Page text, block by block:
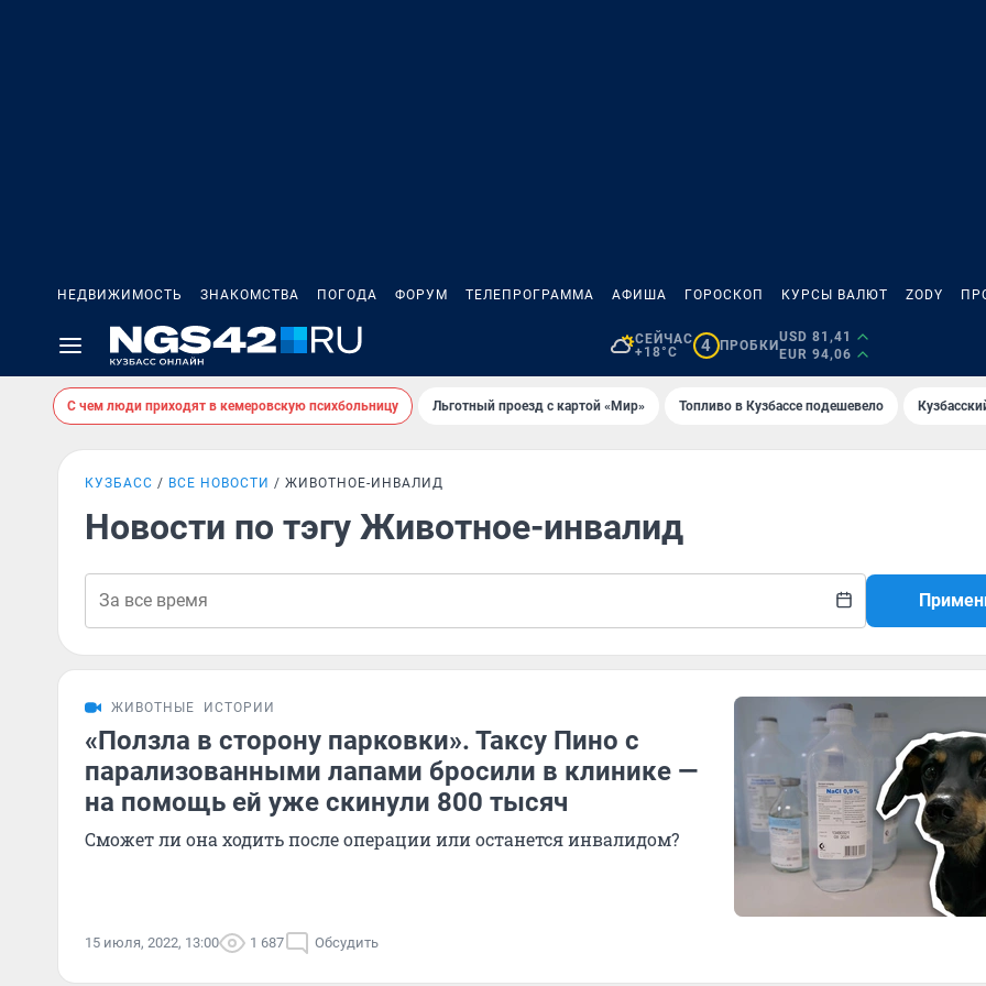
НЕДВИЖИМОСТЬ ЗНАКОМСТВА ПОГОДА ФОРУМ ТЕЛЕПРОГРАММА АФИША ГОРОСКОП КУРСЫ ВАЛЮТ ZODY
СЕЙЧАС
+18°C
4 ПРОБКИ
USD 81,41
EUR 94,06
С чем люди приходят в кемеровскую психбольницу Льготный проезд с картой «Мир» Топливо в Кузбассе подешевело
КУЗБАСС ВСЕ НОВОСТИ ЖИВОТНОЕ-ИНВАЛИД
Новости по тэгу Животное-инвалид
ЖИВОТНЫЕ ИСТОРИИ
«Ползла в сторону парковки». Таксу Пино с
парализованными лапами бросили в клинике —
на помощь ей уже скинули 800 тысяч
Сможет ли она ходить после операции или останется инвалидом?
15 июля, 2022, 13:00 1 687 Обсудить